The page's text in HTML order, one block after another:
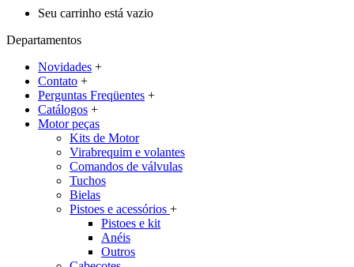
Seu carrinho está vazio
Departamentos
Novidades +
Contato +
Perguntas Freqüentes +
Catálogos +
Motor peças
Kits de Motor
Virabrequim e volantes
Comandos de válvulas
Tuchos
Bielas
Pistoes e acessórios +
Pistoes e kit
Anéis
Outros